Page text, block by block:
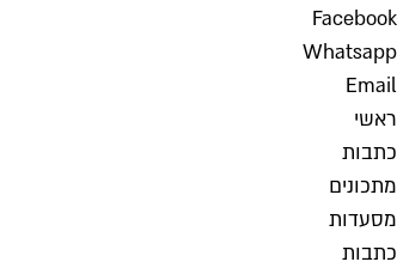
Facebook
Whatsapp
Email
ראשי
כתבות
מתכונים
מסעדות
כתבות